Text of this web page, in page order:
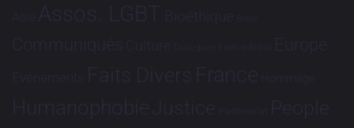
Asie Assos. LGBT Bioéthique Brève
Communiqués Culture Dialogues France-Brésil Europe
Evénements Faits Divers France Hommage
HumanophobieJustice Partenariat People